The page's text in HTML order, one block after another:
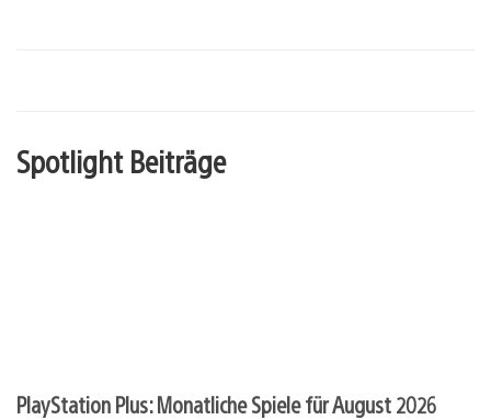
Spotlight Beiträge
PlayStation Plus: Monatliche Spiele für August 2026